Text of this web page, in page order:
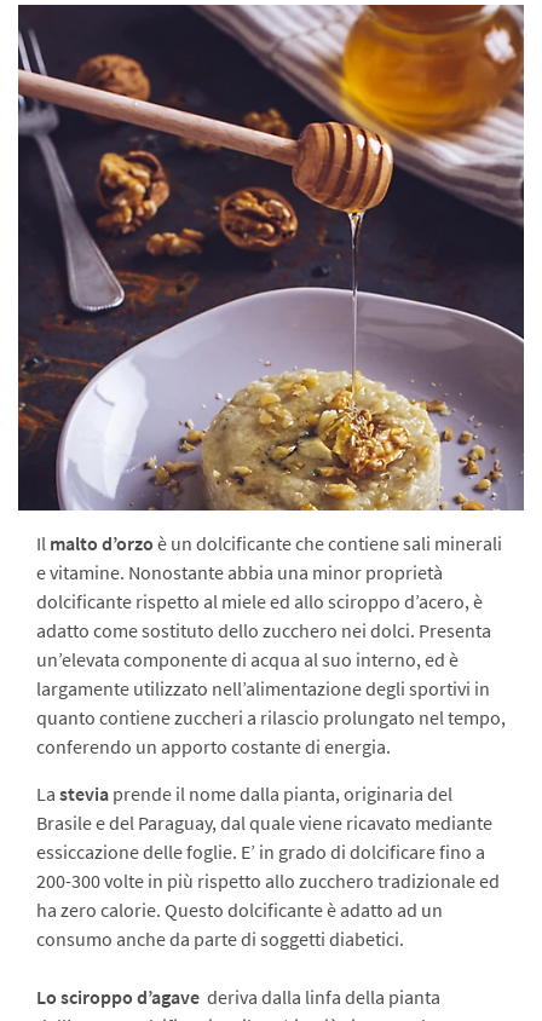
Il malto d’orzo è un dolcificante che contiene sali minerali
e vitamine. Nonostante abbia una minor proprietà
dolcificante rispetto al miele ed allo sciroppo d’acero, è
adatto come sostituto dello zucchero nei dolci. Presenta
un’elevata componente di acqua al suo interno, ed è
largamente utilizzato nell’alimentazione degli sportivi in
quanto contiene zuccheri a rilascio prolungato nel tempo,
conferendo un apporto costante di energia.
La stevia prende il nome dalla pianta, originaria del
Brasile e del Paraguay, dal quale viene ricavato mediante
essiccazione delle foglie. E’ in grado di dolcificare fino a
200-300 volte in più rispetto allo zucchero tradizionale ed
ha zero calorie. Questo dolcificante è adatto ad un
consumo anche da parte di soggetti diabetici.
Lo sciroppo d’agave deriva dalla linfa della pianta